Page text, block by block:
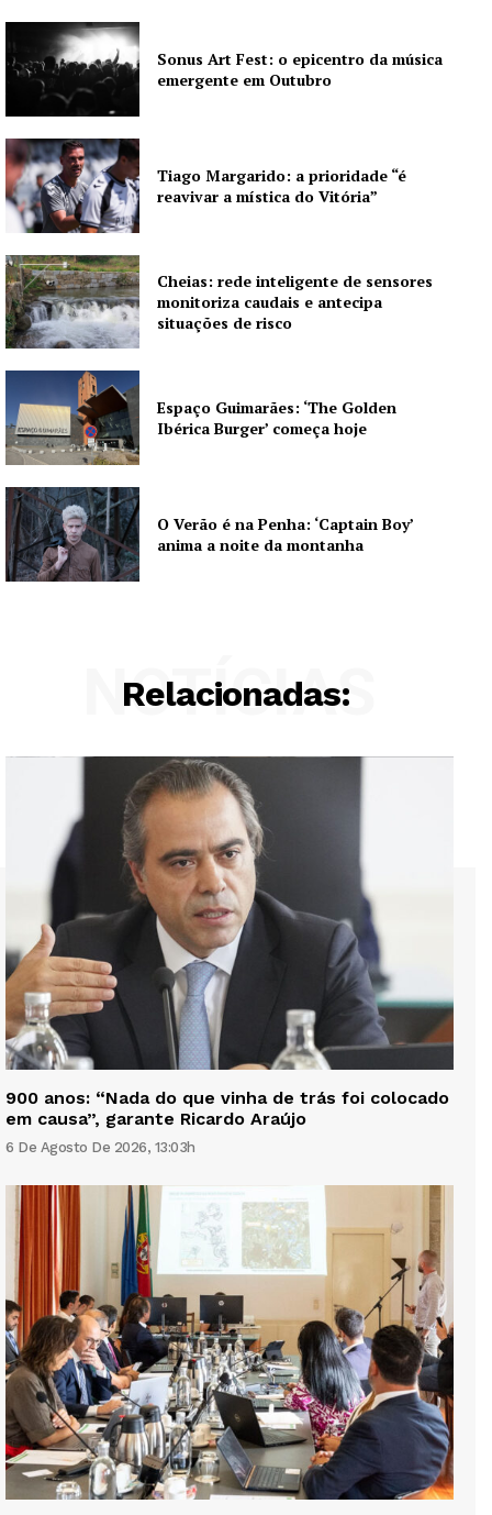
Guimarães, agora!
Institucional
Artigos
Edição Digital
Grande Entrevista
Publicidade
Quero ser Assinante
Sonus Art Fest: o epicentro da música
emergente em Outubro
Tiago Margarido: a prioridade “é
reavivar a mística do Vitória”
Cheias: rede inteligente de sensores
monitoriza caudais e antecipa
situações de risco
Espaço Guimarães: ‘The Golden
Ibérica Burger’ começa hoje
O Verão é na Penha: ‘Captain Boy’
anima a noite da montanha
Relacionadas:
NOTÍCIAS
900 anos: “Nada do que vinha de trás foi colocado
em causa”, garante Ricardo Araújo
6 De Agosto De 2026, 13:03h